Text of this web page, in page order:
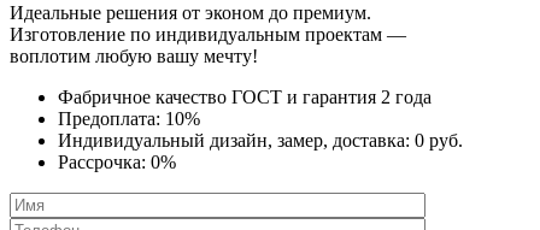
Идеальные решения от эконом до премиум.
Изготовление по индивидуальным проектам —
воплотим любую вашу мечту!
Фабричное качество ГОСТ и гарантия 2 года
Предоплата: 10%
Индивидуальный дизайн, замер, доставка: 0 руб.
Рассрочка: 0%